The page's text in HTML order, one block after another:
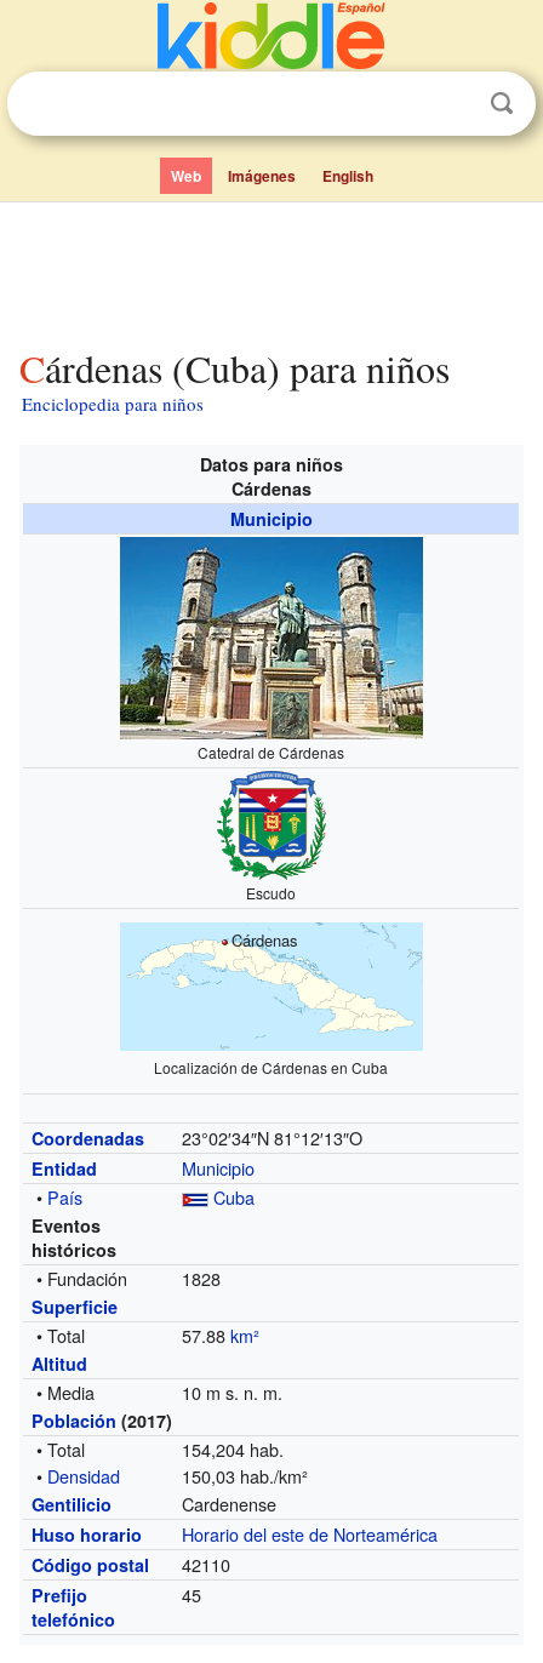
Web Imágenes English
Cárdenas (Cuba) para niños
Enciclopedia para niños
Datos para niños
Cárdenas
Municipio
Catedral de Cárdenas
Escudo
Cárdenas
Localización de Cárdenas en Cuba
Coordenadas 23°02′34″N 81°12′13″O
Entidad
Municipio
• País Cuba
Eventos
históricos
• Fundación 1828
Superficie
• Total 57.88km²
Altitud
• Media 10 m s. n. m.
Población (2017)
• Total
154,204 hab.
• Densidad 150,03 hab./km²
Gentilicio Cardenense
Huso horario Horario del este de Norteamérica
Código postal 42110
Prefijo
telefónico
45